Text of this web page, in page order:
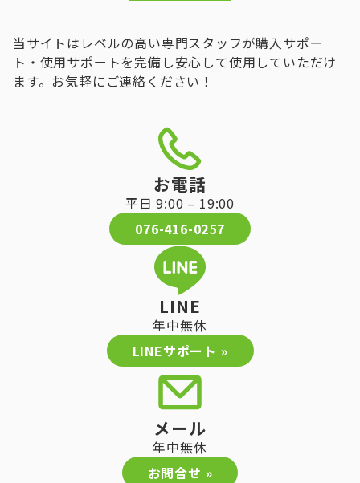
当サイトはレベルの高い専門スタッフが購入サポー
ト・使用サポートを完備し安心して使用していただけ
ます。お気軽にご連絡ください！
お電話
平日 9:00 – 19:00
076-416-0257
LINE
年中無休
LINEサポート »
メール
年中無休
お問合せ »